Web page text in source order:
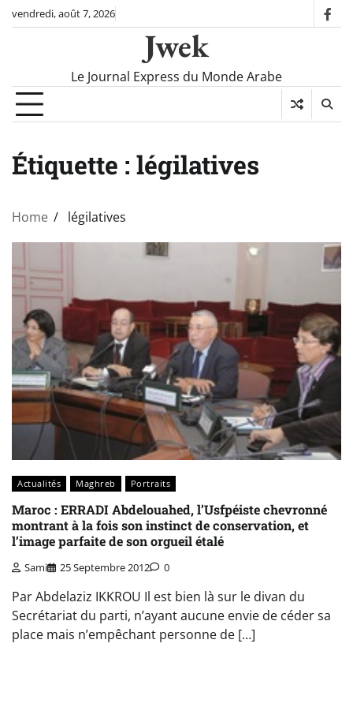
Skipvendredi, août 7, 2026
Jwek
Le Journal Express du Monde Arabe
Étiquette : légilatives
Home légilatives
Actualités Maghreb Portraits
Maroc : ERRADI Abdelouahed, l’Usfpéiste chevronné
montrant à la fois son instinct de conservation, et
l’image parfaite de son orgueil étalé
Sami 25 Septembre 2012 0
Par Abdelaziz IKKROU Il est bien là sur le divan du
Secrétariat du parti, n’ayant aucune envie de céder sa
place mais n’empêchant personne de […]